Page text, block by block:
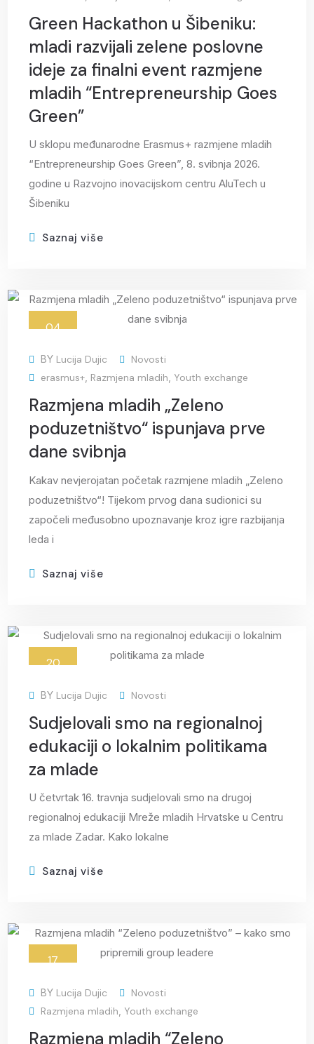
Green Hackathon u Šibeniku:
mladi razvijali zelene poslovne
ideje za finalni event razmjene
mladih “Entrepreneurship Goes
Green”
U sklopu međunarodne Erasmus+ razmjene mladih
“Entrepreneurship Goes Green”, 8. svibnja 2026.
godine u Razvojno inovacijskom centru AluTech u
Šibeniku
Saznaj više
04
BY Lucija Dujic
Novosti
erasmus+ Razmjena mladih Youth exchange
Razmjena mladih „Zeleno
poduzetništvo“ ispunjava prve
dane svibnja
Kakav nevjerojatan početak razmjene mladih „Zeleno
poduzetništvo“! Tijekom prvog dana sudionici su
započeli međusobno upoznavanje kroz igre razbijanja
leda i
Saznaj više
20
BY Lucija Dujic Novosti
Sudjelovali smo na regionalnoj
edukaciji o lokalnim politikama
za mlade
U četvrtak 16. travnja sudjelovali smo na drugoj
regionalnoj edukaciji Mreže mladih Hrvatske u Centru
za mlade Zadar. Kako lokalne
Saznaj više
17
BY Lucija Dujic
Novosti
Razmjena mladih Youth exchange
Razmjena mladih “Zeleno